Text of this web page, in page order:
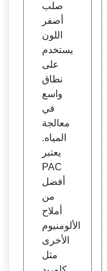
صلب
أصفر
اللون
يستخدم
على
نطاق
واسع
في
معالجة
المياه.
يعتبر
PAC
أفضل
من
أملاح
الألومنيوم
الأخرى
مثل